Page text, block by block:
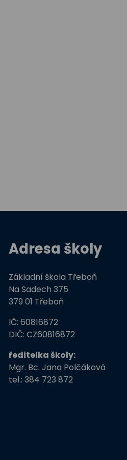
ZŠ Třeboň, Na Sadech
Tvořivá dílna žáků ZŠ
Třeboň
Zdravé město Třeboň a
Stromy, skřeti, dřeváci
EU peníze školám
Živá zahrada
Adresa školy
Základní škola Třeboň
Na Sadech 375
379 01 Třeboň
IČ: 60816872
DIČ: CZ60816872
ředitelka školy:
Mgr. Bc. Jana Polčáková
tel.: 384 723 872